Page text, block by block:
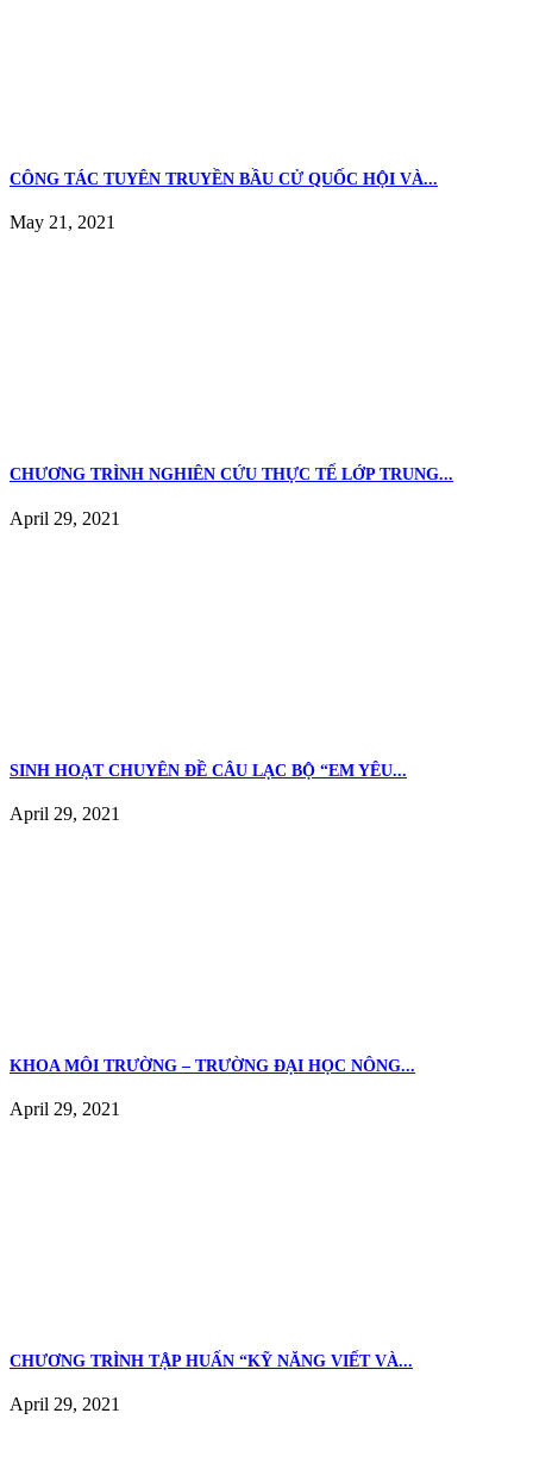
CÔNG TÁC TUYÊN TRUYỀN BẦU CỬ QUỐC HỘI VÀ...
May 21, 2021
CHƯƠNG TRÌNH NGHIÊN CỨU THỰC TẾ LỚP TRUNG...
April 29, 2021
SINH HOẠT CHUYÊN ĐỀ CÂU LẠC BỘ “EM YÊU...
April 29, 2021
KHOA MÔI TRƯỜNG – TRƯỜNG ĐẠI HỌC NÔNG...
April 29, 2021
CHƯƠNG TRÌNH TẬP HUẤN “KỸ NĂNG VIẾT VÀ...
April 29, 2021